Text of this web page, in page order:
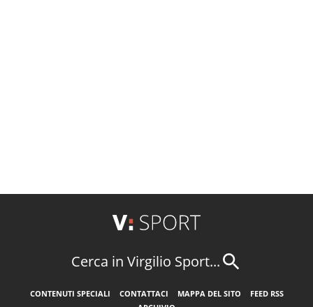
Cerca in Virgilio Sport...
CONTENUTI SPECIALI CONTATTACI MAPPA DEL SITO
FEED RSS